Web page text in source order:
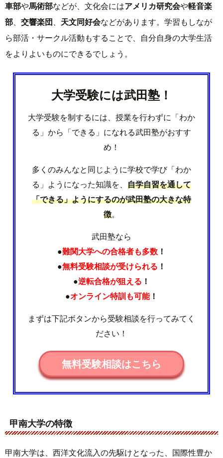
車部や馬術部などが、文化会にはアメリカ研究会や軽音楽
部
交響楽団 天文同好会などがあります。学習もしなが
ら部活・サークル活動もすることで、自分自身の大学生活
をよりよいものにできるでしょう。
大学受験には武田塾！
大学受験を制するには、授業を行わずに「わか
る」から「できる」になれる武田塾がおすす
め！
多くのみんなと同じように学校で学び「わか
る」ようになった知識を、 自学自習を通して
「できる」ようにするのが武田塾の大きな特
徴。
武田塾なら
●難関大学への合格者も多数 ！
●無料受験相談が受けられる ！
●逆転合格が狙える ！
●オンライン特訓も可能！
まずは下記ボタンから受験相談を行ってみてく
ださい！
無料受験相談はこちら
甲南大学の特徴
甲南大学は、西洋文化流入の先駆けとなった、国際性豊か